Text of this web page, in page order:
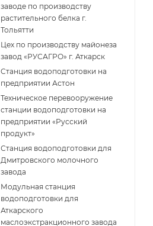
заводе по производству
растительного белка г.
Тольятти
Цех по производству майонеза
завод «РУСАГРО» г. Аткарск
Cтанция водоподготовки на
предприятии Астон
Техническое перевооружение
станции водоподготовки на
предприятии «Русский
продукт»
Станция водоподготовки для
Дмитровского молочного
завода
Модульная станция
водоподготовки для
Аткарского
маслоэкстракционного завода